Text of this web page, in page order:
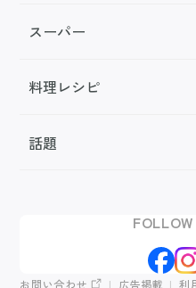
スーパー
料理レシピ
話題
お問い合わせ 広告掲載 利